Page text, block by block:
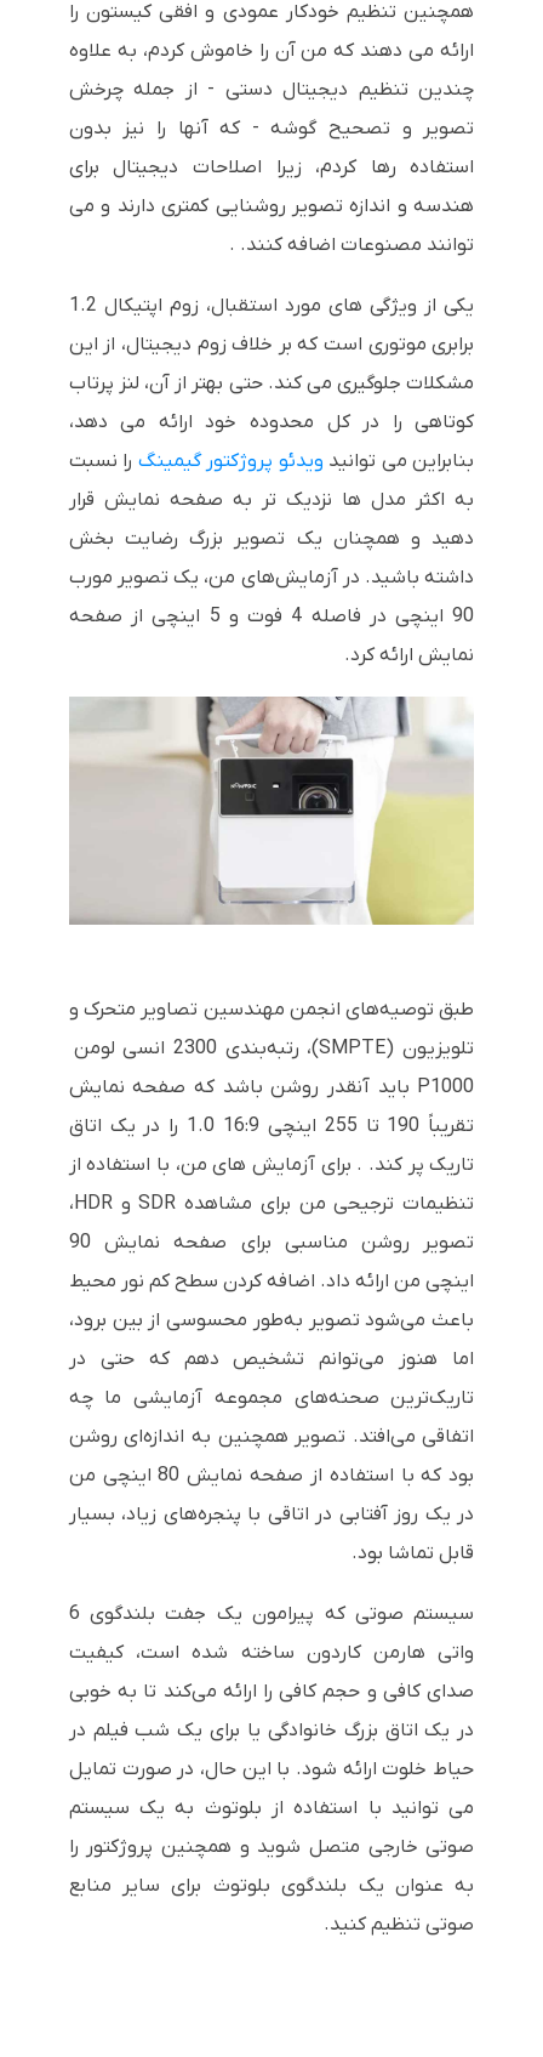
همچنین تنظیم خودکار عمودی و افقی کیستون را
ارائه می دهند که من آن را خاموش کردم، به علاوه
چندین تنظیم دیجیتال دستی - از جمله چرخش
تصویر و تصحیح گوشه - که آنها را نیز بدون
استفاده رها کردم، زیرا اصلاحات دیجیتال برای
هندسه و اندازه تصویر روشنایی کمتری دارند و می
توانند مصنوعات اضافه کنند. .
یکی از ویژگی های مورد استقبال، زوم اپتیکال 1.2
برابری موتوری است که بر خلاف زوم دیجیتال، از این
مشکلات جلوگیری می کند. حتی بهتر از آن، لنز پرتاب
کوتاهی را در کل محدوده خود ارائه می دهد،
بنابراین می توانید ویدئو پروژکتور گیمینگ را نسبت
به اکثر مدل ها نزدیک تر به صفحه نمایش قرار
دهید و همچنان یک تصویر بزرگ رضایت بخش
داشته باشید. در آزمایش‌های من، یک تصویر مورب
90 اینچی در فاصله 4 فوت و 5 اینچی از صفحه
نمایش ارائه کرد.
طبق توصیه‌های انجمن مهندسین تصاویر متحرک و
تلویزیون (SMPTE)، رتبه‌بندی 2300 انسی لومن
P1000 باید آنقدر روشن باشد که صفحه نمایش
تقریباً 190 تا 255 اینچی 16:9 1.0 را در یک اتاق
تاریک پر کند. . برای آزمایش های من، با استفاده از
تنظیمات ترجیحی من برای مشاهده SDR و HDR،
تصویر روشن مناسبی برای صفحه نمایش 90
اینچی من ارائه داد. اضافه کردن سطح کم نور محیط
باعث می‌شود تصویر به‌طور محسوسی از بین برود،
اما هنوز می‌توانم تشخیص دهم که حتی در
تاریک‌ترین صحنه‌های مجموعه آزمایشی ما چه
اتفاقی می‌افتد. تصویر همچنین به اندازه‌ای روشن
بود که با استفاده از صفحه نمایش 80 اینچی من
در یک روز آفتابی در اتاقی با پنجره‌های زیاد، بسیار
قابل تماشا بود.
سیستم صوتی که پیرامون یک جفت بلندگوی 6
واتی هارمن کاردون ساخته شده است، کیفیت
صدای کافی و حجم کافی را ارائه می‌کند تا به خوبی
در یک اتاق بزرگ خانوادگی یا برای یک شب فیلم در
حیاط خلوت ارائه شود. با این حال، در صورت تمایل
می توانید با استفاده از بلوتوث به یک سیستم
صوتی خارجی متصل شوید و همچنین پروژکتور را
به عنوان یک بلندگوی بلوتوث برای سایر منابع
صوتی تنظیم کنید.